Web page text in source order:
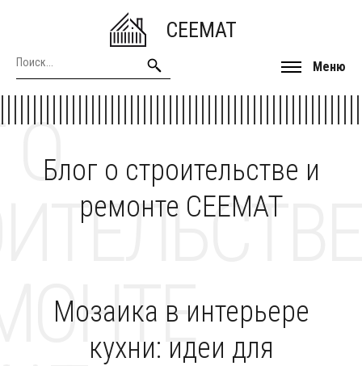
CEEMAT
Меню
Блог о строительстве и
ремонте CEEMAT
О
Мозаика в интерьере
кухни: идеи для